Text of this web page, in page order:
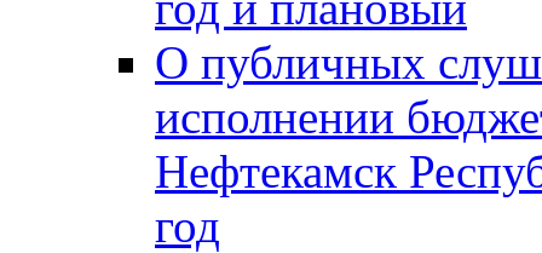
О публичных
исполнении
Нефтекамск
год